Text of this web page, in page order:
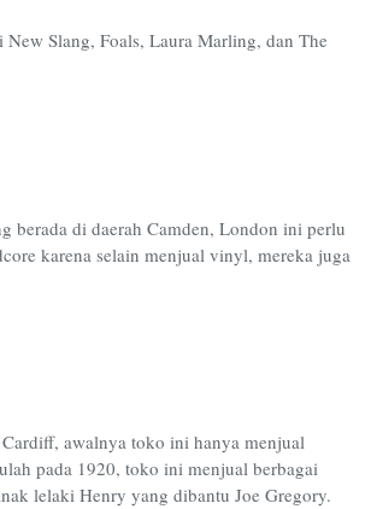
Slang, Foals, Laura Marling, dan The
berada di daerah Camden, London ini perlu
karena selain menjual vinyl, mereka juga
awalnya toko ini hanya menjual
pada 1920, toko ini menjual berbagai
lelaki Henry yang dibantu Joe Gregory.